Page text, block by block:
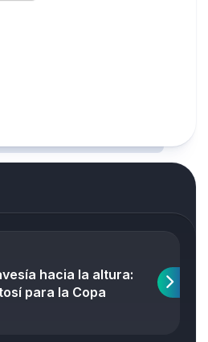
hacia la altura:
para la Copa